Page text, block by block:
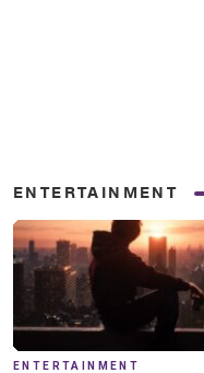
ENTERTAINMENT
ENTERTAINMENT